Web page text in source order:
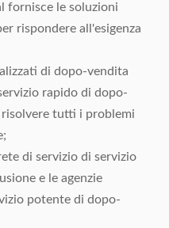
fornisce le soluzioni
rispondere all'esigenza
di dopo-vendita
rapido di dopo-
tutti i problemi
di servizio di servizio
e le agenzie
potente di dopo-